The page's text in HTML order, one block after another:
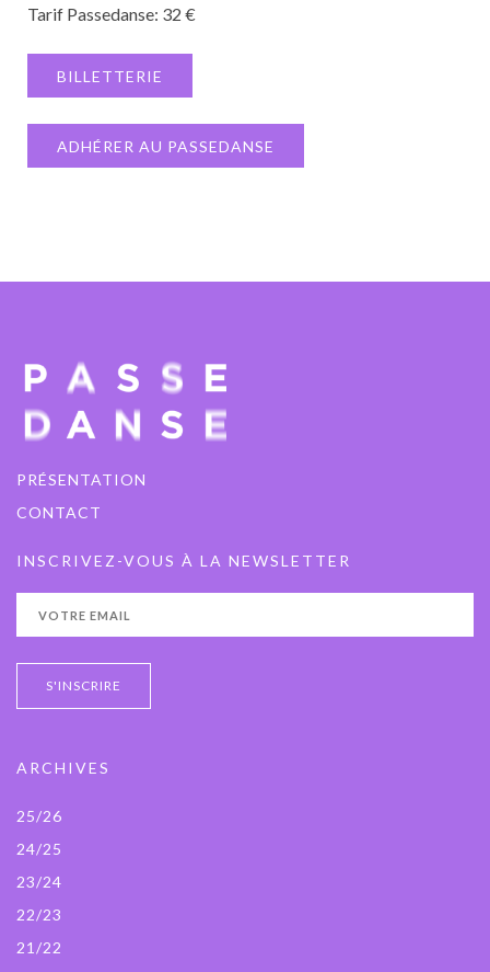
Tarif Passedanse: 32 €
BILLETTERIE
ADHÉRER AU PASSEDANSE
PRÉSENTATION
CONTACT
INSCRIVEZ-VOUS À LA NEWSLETTER
ARCHIVES
25/26
24/25
23/24
22/23
21/22